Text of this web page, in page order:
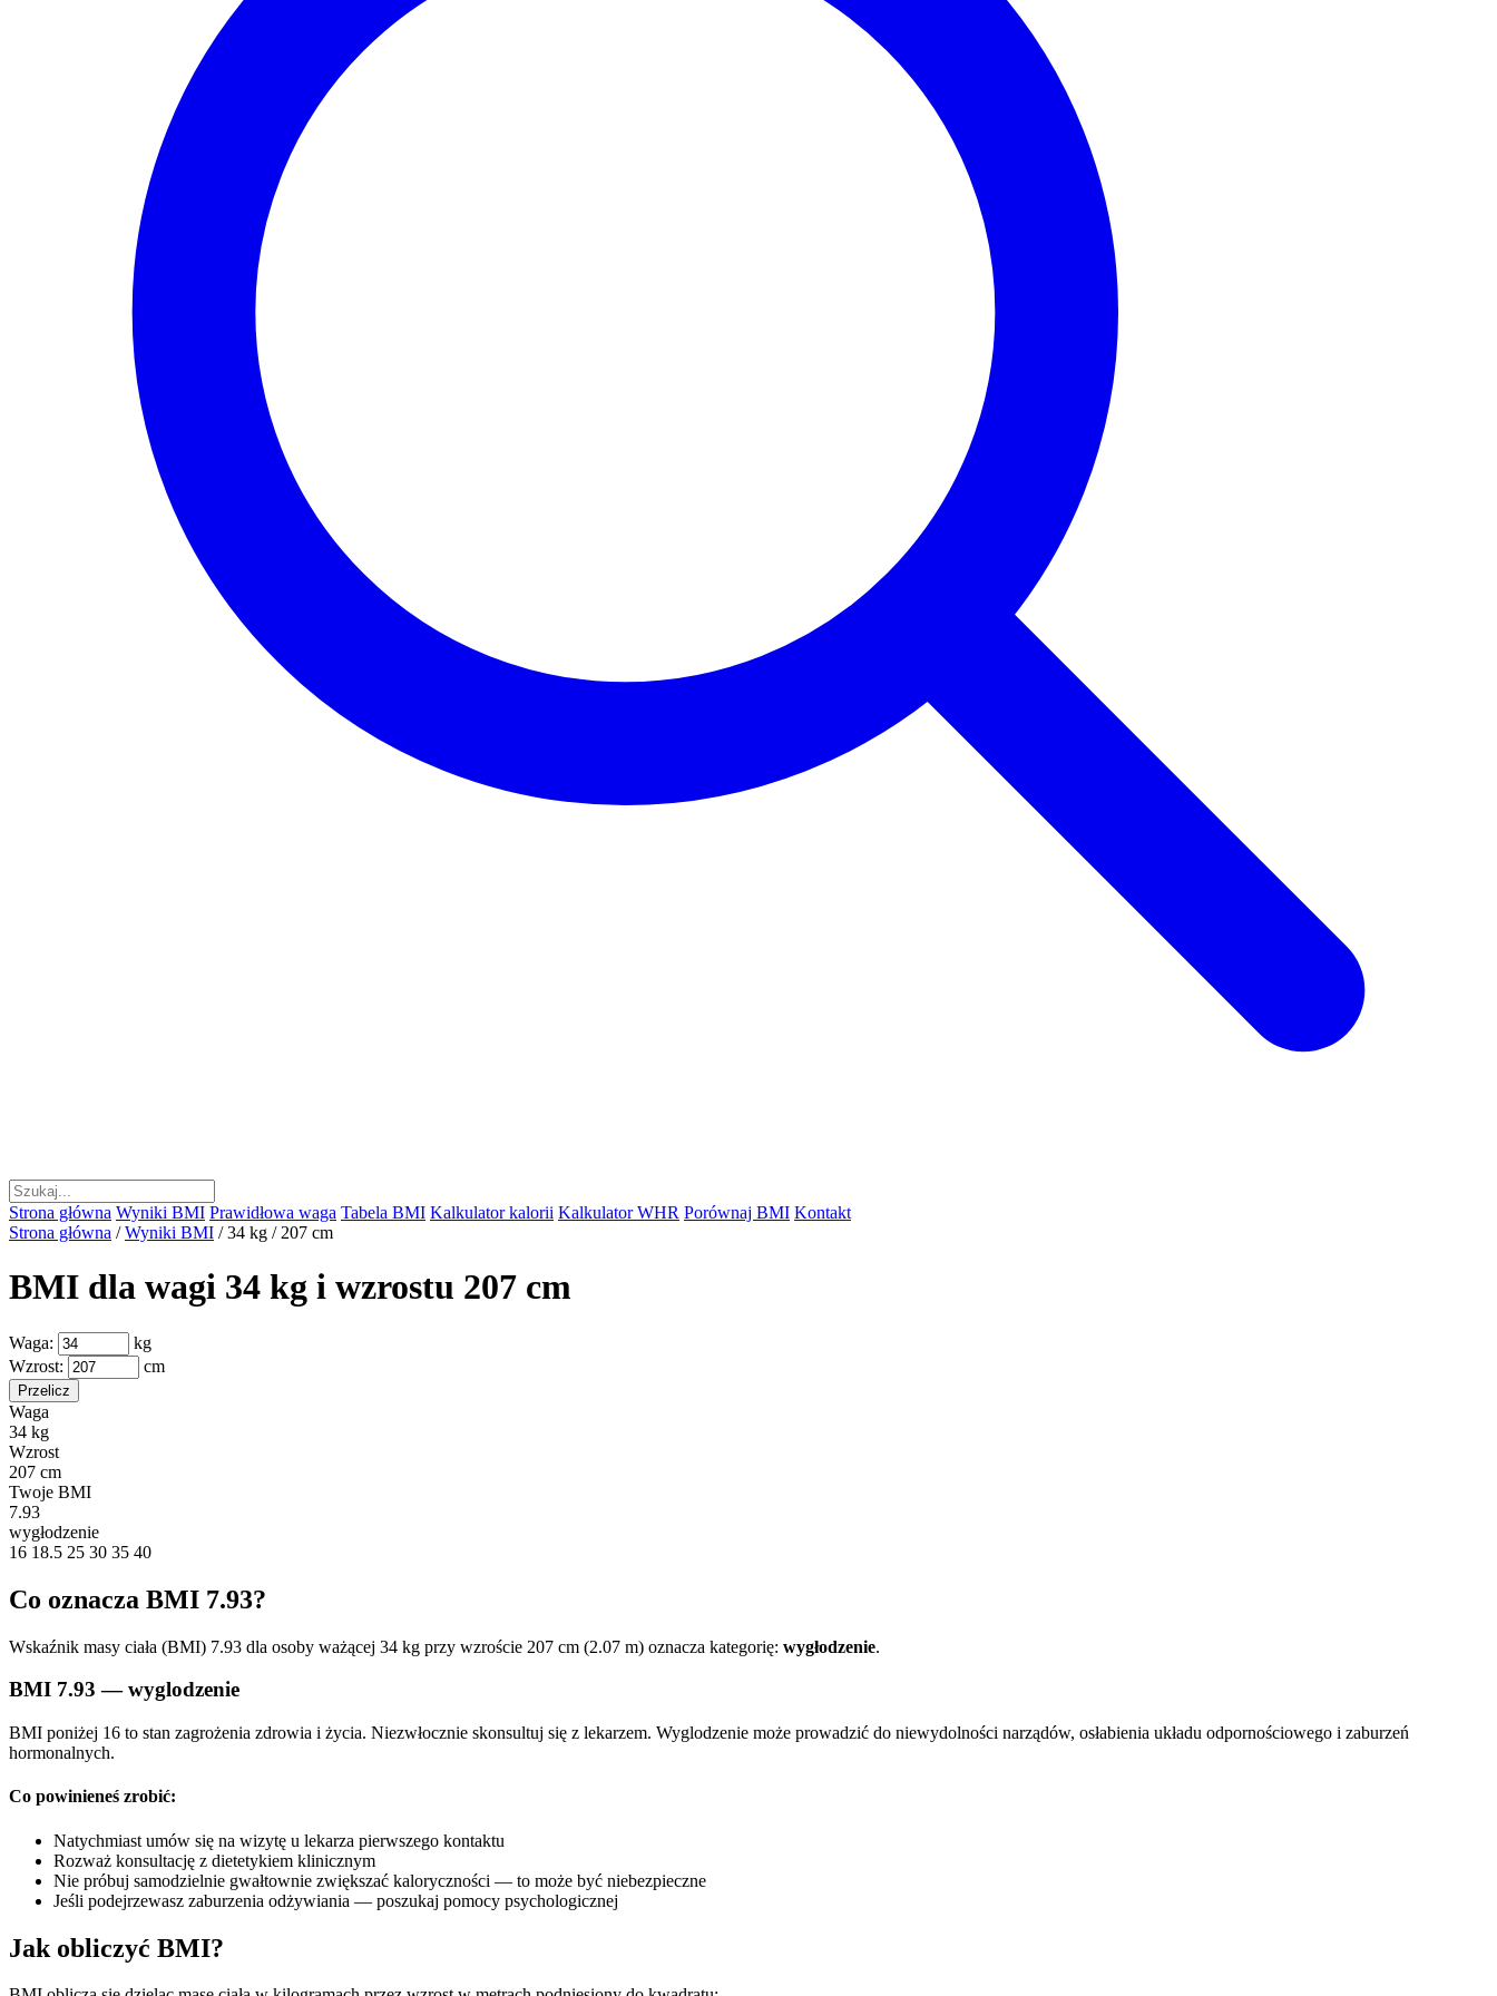
Strona główna Wyniki BMI Prawidłowa waga Tabela BMI Kalkulator kalorii Kalkulator WHR Porównaj BMI Kontakt
Strona główna / Wyniki BMI / 34 kg / 207 cm
BMI dla wagi 34 kg i wzrostu 207 cm
Waga:
kg
Wzrost:
cm
Przelicz
Waga
34 kg
Wzrost
207 cm
Twoje BMI
7.93
wygłodzenie
16 18.5 25 30 35 40
Co oznacza BMI 7.93?
Wskaźnik masy ciała (BMI) 7.93 dla osoby ważącej 34 kg przy wzroście 207 cm (2.07 m) oznacza kategorię: wygłodzenie.
BMI 7.93 — wyglodzenie
BMI poniżej 16 to stan zagrożenia zdrowia i życia. Niezwłocznie skonsultuj się z lekarzem. Wyglodzenie może prowadzić do niewydolności narządów, osłabienia układu odpornościowego i zaburzeń
hormonalnych.
Co powinieneś zrobić:
Natychmiast umów się na wizytę u lekarza pierwszego kontaktu
Rozważ konsultację z dietetykiem klinicznym
Nie próbuj samodzielnie gwałtownie zwiększać kaloryczności — to może być niebezpieczne
Jeśli podejrzewasz zaburzenia odżywiania — poszukaj pomocy psychologicznej
Jak obliczyć BMI?